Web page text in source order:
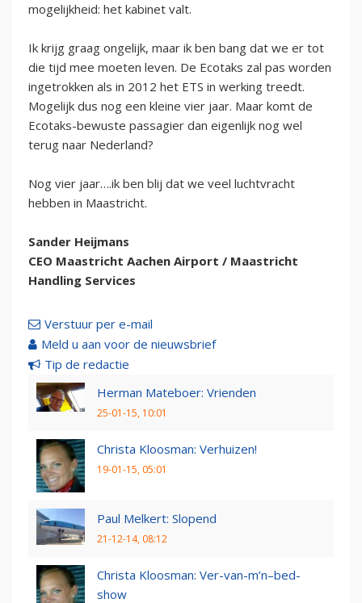
mogelijkheid: het kabinet valt.
Ik krijg graag ongelijk, maar ik ben bang dat we er tot
die tijd mee moeten leven. De Ecotaks zal pas worden
ingetrokken als in 2012 het ETS in werking treedt.
Mogelijk dus nog een kleine vier jaar. Maar komt de
Ecotaks-bewuste passagier dan eigenlijk nog wel
terug naar Nederland?
Nog vier jaar….ik ben blij dat we veel luchtvracht
hebben in Maastricht.
Sander Heijmans
CEO Maastricht Aachen Airport / Maastricht
Handling Services
Verstuur per e-mail
Meld u aan voor de nieuwsbrief
Tip de redactie
Herman Mateboer: Vrienden
25-01-15, 10:01
Christa Kloosman: Verhuizen!
19-01-15, 05:01
Paul Melkert: Slopend
21-12-14, 08:12
Christa Kloosman: Ver-van-m’n–bed-
show